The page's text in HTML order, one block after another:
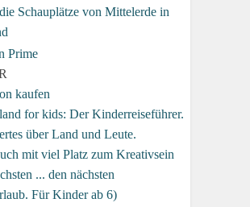
Schauplätze von Mittelerde in
kaufen